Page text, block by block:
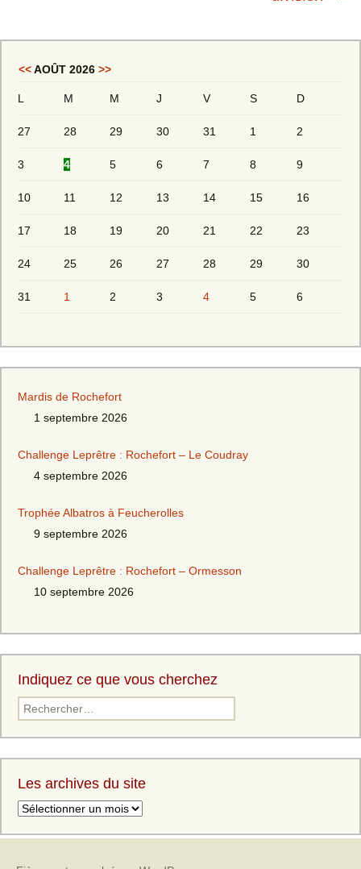
<<AOÛT 2026 >>
L M M J V S D
27 28 29 30 31 1 2
3 4 5 6 7 8 9
10 11 12 13 14 15 16
17 18 19 20 21 22 23
24 25 26 27 28 29 30
31 1 2 3 4 5 6
Mardis de Rochefort
1 septembre 2026
Challenge Leprêtre : Rochefort – Le Coudray
4 septembre 2026
Trophée Albatros à Feucherolles
9 septembre 2026
Challenge Leprêtre : Rochefort – Ormesson
10 septembre 2026
Indiquez ce que vous cherchez
Les archives du site